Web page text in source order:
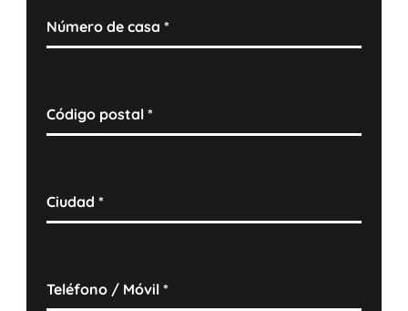
Número de casa*
Código postal*
Ciudad*
Teléfono / Móvil*